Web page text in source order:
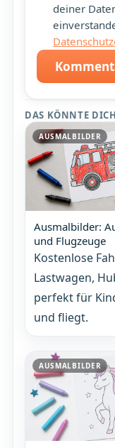
deiner
DAS KÖNNTE
AUSMALBILDER
Ausmalbilder:
und Flugzeuge
Kostenlose
Lastwagen,
perfekt für
und fliegt.
AUSMALBILDER